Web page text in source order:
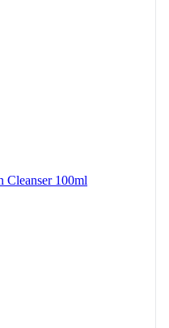
Cleanser 100ml